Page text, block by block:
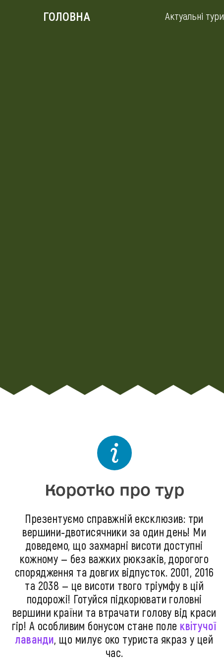
ГОЛОВНА Актуальні тури
Коротко про тур
Презентуємо справжній ексклюзив: три
вершини-двотисячники за один день! Ми
доведемо, що захмарні висоти доступні
кожному — без важких рюкзаків, дорогого
спорядження та довгих відпусток. 2001, 2016
та 2038 — це висоти твого тріумфу в цій
подорожі! Готуйся підкорювати головні
вершини країни та втрачати голову від краси
гір! А особливим бонусом стане поле квітучої
лаванди, що милує око туриста якраз у цей
час.